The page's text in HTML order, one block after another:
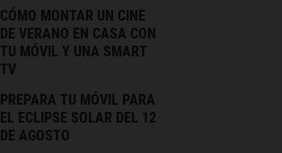
CÓMO MONTAR UN CINE
DE VERANO EN CASA CON
TU MÓVIL Y UNA SMART
TV
PREPARA TU MÓVIL PARA
EL ECLIPSE SOLAR DEL 12
DE AGOSTO